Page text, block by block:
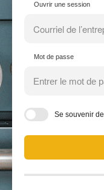
Ouvrir une session
Mot de passe
Se souvenir